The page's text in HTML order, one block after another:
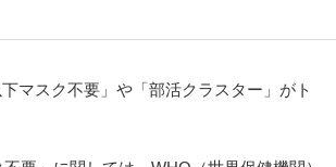
マスク不要」や「部活クラスター」がト